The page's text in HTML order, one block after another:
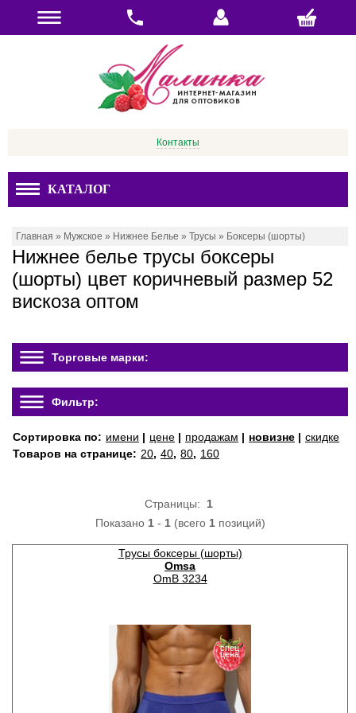
Контакты
КАТАЛОГ
Главная » Мужское » Нижнее Белье » Трусы » Боксеры (шорты)
Нижнее белье трусы боксеры
(шорты) цвет коричневый размер 52
вискоза оптом
Торговые марки:
Фильтр:
Сортировка по: имени | цене | продажам | новизне | скидке
Товаров на странице: 20, 40, 80, 160
Страницы: 1
Показано 1- 1(всего 1позиций)
Трусы боксеры (шорты)
Omsa
OmB 3234
спец
цена